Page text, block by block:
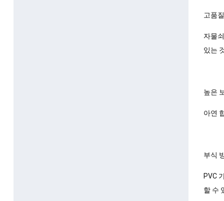
고품
자물
있는
높은
아연
부식
PVC
할 수